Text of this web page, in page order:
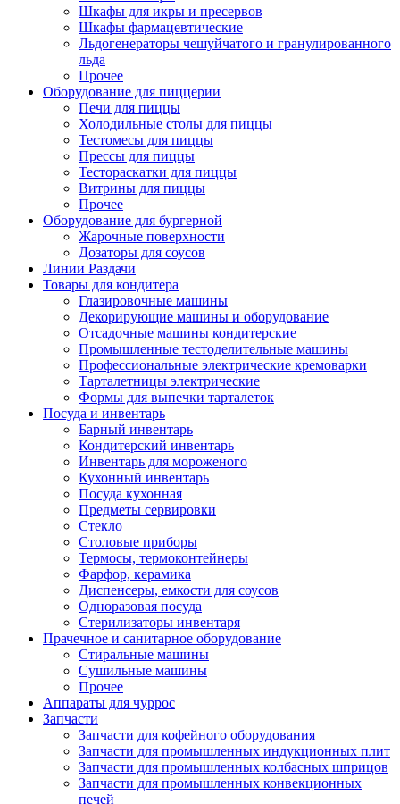
Шкафы для икры и пресервов
Шкафы фармацевтические
Льдогенераторы чешуйчатого и гранулированного
льда
Прочее
Оборудование для пиццерии
Печи для пиццы
Холодильные столы для пиццы
Тестомесы для пиццы
Прессы для пиццы
Тестораскатки для пиццы
Витрины для пиццы
Прочее
Оборудование для бургерной
Жарочные поверхности
Дозаторы для соусов
Линии Раздачи
Товары для кондитера
Глазировочные машины
Декорирующие машины и оборудование
Отсадочные машины кондитерские
Промышленные тестоделительные машины
Профессиональные электрические кремоварки
Тарталетницы электрические
Формы для выпечки тарталеток
Посуда и инвентарь
Барный инвентарь
Кондитерский инвентарь
Инвентарь для мороженого
Кухонный инвентарь
Посуда кухонная
Предметы сервировки
Стекло
Столовые приборы
Термосы, термоконтейнеры
Фарфор, керамика
Диспенсеры, емкости для соусов
Одноразовая посуда
Стерилизаторы инвентаря
Прачечное и санитарное оборудование
Стиральные машины
Сушильные машины
Прочее
Аппараты для чуррос
Запчасти
Запчасти для кофейного оборудования
Запчасти для промышленных индукционных плит
Запчасти для промышленных колбасных шприцов
Запчасти для промышленных конвекционных
печей